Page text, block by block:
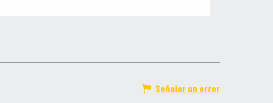
Señalar un error